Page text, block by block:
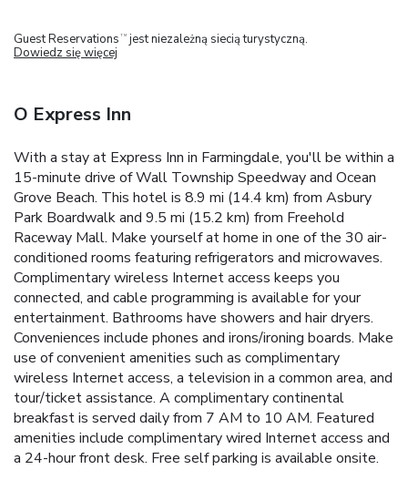
Guest Reservations TM jest niezależną siecią turystyczną.
Dowiedz się więcej
O Express Inn
With a stay at Express Inn in Farmingdale, you'll be within a
15-minute drive of Wall Township Speedway and Ocean
Grove Beach. This hotel is 8.9 mi (14.4 km) from Asbury
Park Boardwalk and 9.5 mi (15.2 km) from Freehold
Raceway Mall. Make yourself at home in one of the 30 air-
conditioned rooms featuring refrigerators and microwaves.
Complimentary wireless Internet access keeps you
connected, and cable programming is available for your
entertainment. Bathrooms have showers and hair dryers.
Conveniences include phones and irons/ironing boards. Make
use of convenient amenities such as complimentary
wireless Internet access, a television in a common area, and
tour/ticket assistance. A complimentary continental
breakfast is served daily from 7 AM to 10 AM. Featured
amenities include complimentary wired Internet access and
a 24-hour front desk. Free self parking is available onsite.